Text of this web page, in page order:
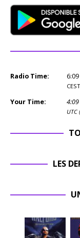
Radio Time: 6:09
Your Time: 4:09
UTC
LES